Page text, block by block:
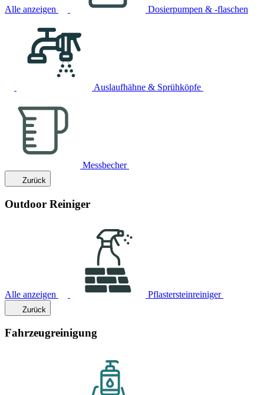
Alle anzeigen Dosierpumpen & -flaschen
Auslaufhähne & Sprühköpfe
Messbecher
Zurück
Outdoor Reiniger
Alle anzeigen Pflastersteinreiniger
Zurück
Fahrzeugreinigung